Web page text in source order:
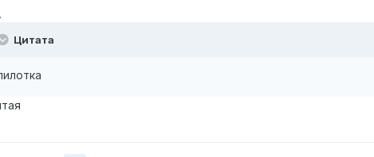
Цитата